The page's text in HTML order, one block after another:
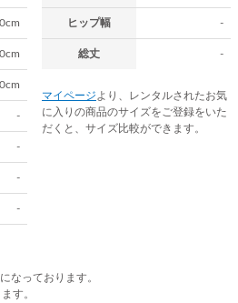
-
-
-
-
ヒップ幅 -
総丈 -
マイページ より、レンタルされたお気
に入りの商品のサイズをご登録をいた
だくと、サイズ比較ができます。
なっております。
す。